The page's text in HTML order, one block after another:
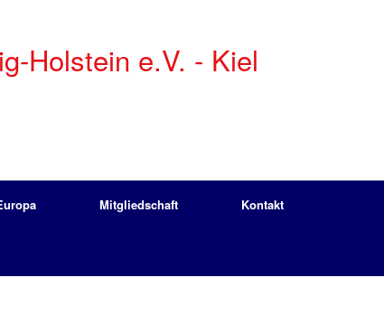
Holstein e.V. - Kiel
Mitgliedschaft Kontakt